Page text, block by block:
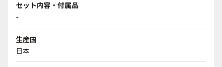
セット内容・付属品
-
生産国
日本